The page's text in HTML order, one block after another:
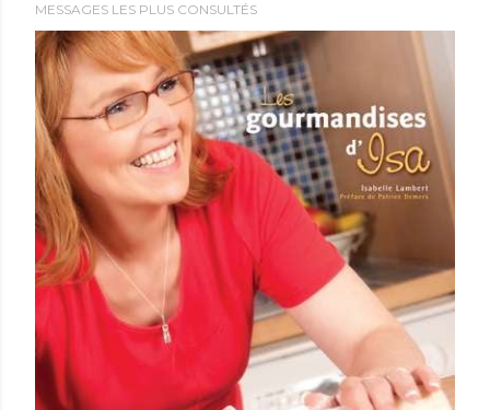
r
u
n
c
o
m
m
e
n
t
a
i
r
e
MESSAGES LES PLUS CONSULTÉS